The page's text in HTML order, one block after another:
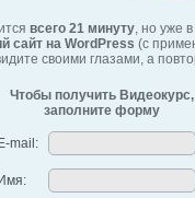
всего 21 минуту , но уже
сайт на WordPress (с
своими глазами, а
Чтобы получить Видеокурс,
заполните форму
mail: